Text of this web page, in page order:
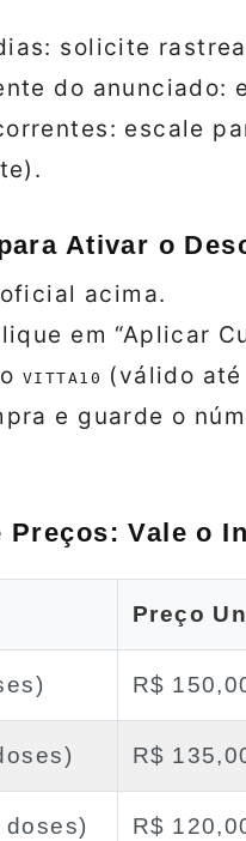
solicite
do anunciado:
escale
Ativar o
acima.
em “Aplicar
VITTA10
(válido
e guarde o
Preços: Vale o
Preço
R$
R$
R$